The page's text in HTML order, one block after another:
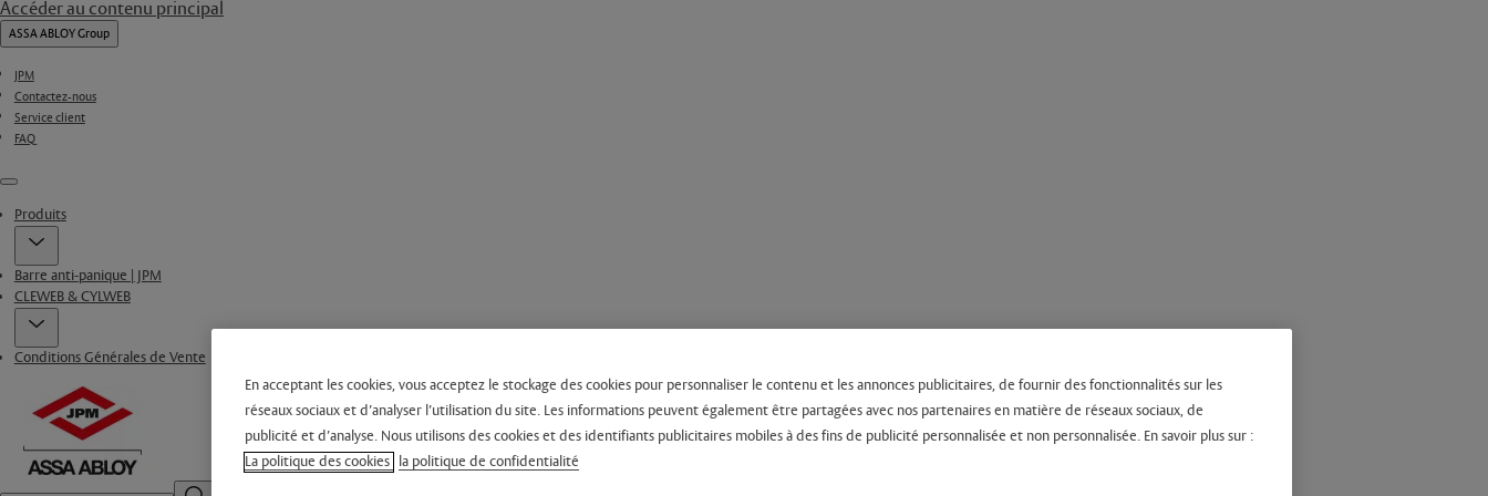
Accéder au contenu principal
ASSA ABLOY Group
JPM
Contactez-nous
Service client
FAQ
Menu
Produits
Barre anti-panique | JPM
CLEWEB & CYLWEB
Conditions Générales de Vente
En acceptant les cookies, vous acceptez le stockage des cookies pour personnaliser le contenu et les annonces publicitaires, de fournir des fonctionnalités sur les
réseaux sociaux et d’analyser l’utilisation du site. Les informations peuvent également être partagées avec nos partenaires en matière de réseaux sociaux, de
publicité et d’analyse. Nous utilisons des cookies et des identifiants publicitaires mobiles à des fins de publicité personnalisée et non personnalisée. En savoir plus sur :
La politique des cookies la politique de confidentialité